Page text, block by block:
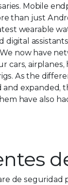
Mobile
than just
wearable
digital
now have
cars, airplanes,
As the
and expanded,
have also
de